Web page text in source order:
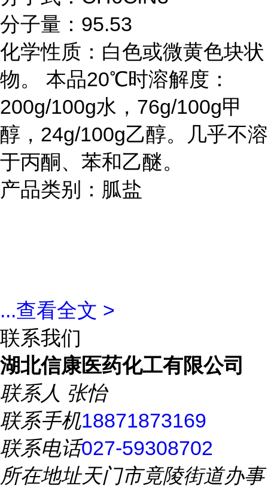
分子量：95.53
化学性质：白色或微黄色块状
物。 本品20℃时溶解度：
200g/100g水，76g/100g甲
醇，24g/100g乙醇。几乎不溶
于丙酮、苯和乙醚。
产品类别：胍盐
...查看全文 >
联系我们
湖北信康医药化工有限公司
联系人 张怡
联系手机18871873169
联系电话027-59308702
所在地址天门市竟陵街道办事